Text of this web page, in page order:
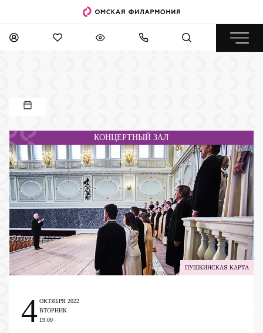
КОНЦЕРТНЫЙ ЗАЛ
ПУШКИНСКАЯ КАРТА
4 ОКТЯБРЯ 2022
ВТОРНИК
19:00